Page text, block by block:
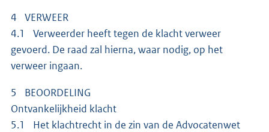
4 VERWEER
4.1 Verweerder heeft tegen de klacht verweer
gevoerd. De raad zal hierna, waar nodig, op het
verweer ingaan.
5 BEOORDELING
Ontvankelijkheid klacht
5.1 Het klachtrecht in de zin van de Advocatenwet